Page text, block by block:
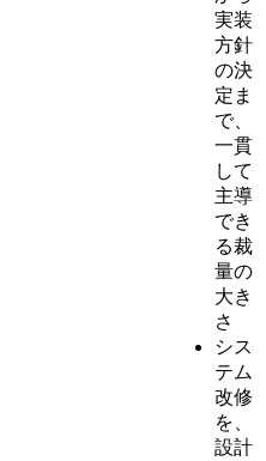
実装
方針
の決
定ま
で、
一貫
して
主導
でき
る裁
量の
大き
さ
シス
テム
改修
を、
設計